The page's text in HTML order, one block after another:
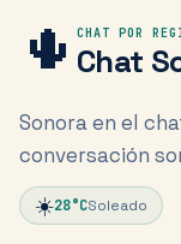
🌵 CHAT POR
Chat
Sonora en el
conversación
☀️28°CSoleado